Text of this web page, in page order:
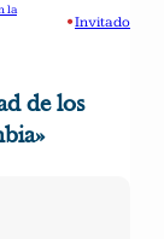
la
•Invitado
de los